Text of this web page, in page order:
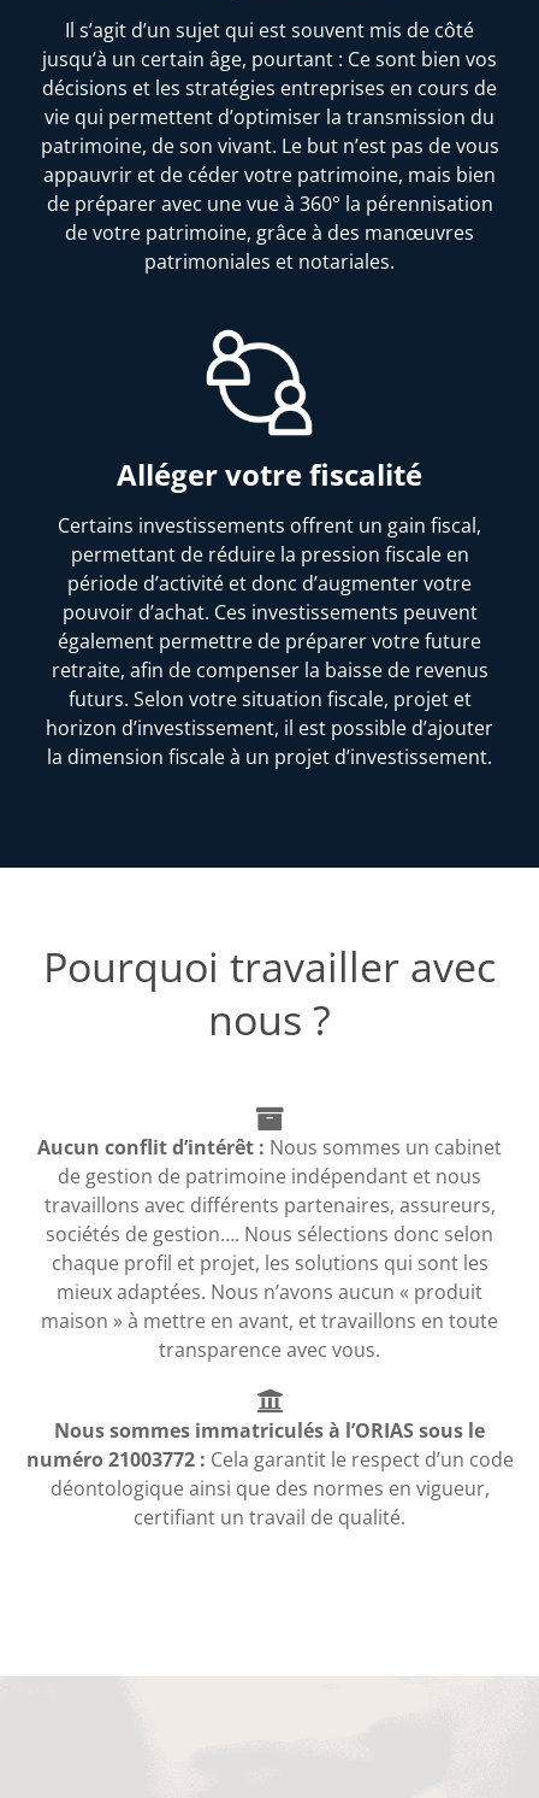
Il s’agit d’un sujet qui est souvent mis de côté
jusqu’à un certain âge, pourtant : Ce sont bien vos
décisions et les stratégies entreprises en cours de
vie qui permettent d’optimiser la transmission du
patrimoine, de son vivant. Le but n’est pas de vous
appauvrir et de céder votre patrimoine, mais bien
de préparer avec une vue à 360° la pérennisation
de votre patrimoine, grâce à des manœuvres
patrimoniales et notariales.
Alléger votre fiscalité
Certains investissements offrent un gain fiscal,
permettant de réduire la pression fiscale en
période d’activité et donc d’augmenter votre
pouvoir d’achat. Ces investissements peuvent
également permettre de préparer votre future
retraite, afin de compenser la baisse de revenus
futurs. Selon votre situation fiscale, projet et
horizon d’investissement, il est possible d’ajouter
la dimension fiscale à un projet d’investissement.
Pourquoi travailler avec
nous ?
Aucun conflit d’intérêt : Nous sommes un cabinet
de gestion de patrimoine indépendant et nous
travaillons avec différents partenaires, assureurs,
sociétés de gestion…. Nous sélections donc selon
chaque profil et projet, les solutions qui sont les
mieux adaptées. Nous n’avons aucun « produit
maison » à mettre en avant, et travaillons en toute
transparence avec vous.
Nous sommes immatriculés à l’ORIAS sous le
numéro 21003772 : Cela garantit le respect d’un code
déontologique ainsi que des normes en vigueur,
certifiant un travail de qualité.